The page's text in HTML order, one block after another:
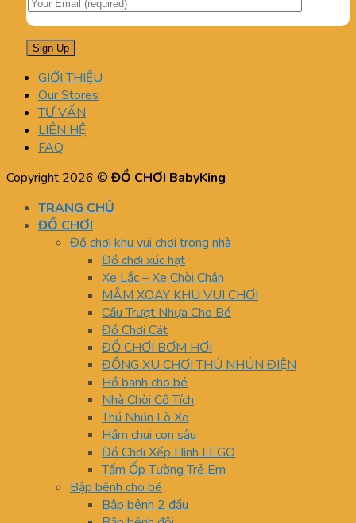
GIỚI THIỆU
Our Stores
TƯ VẤN
LIÊN HỆ
FAQ
Copyright 2026 ©ĐỒ CHƠI BabyKing
TRANG CHỦ
ĐỒ CHƠI
Đồ chơi khu vui chơi trong nhà
Đồ chơi xúc hạt
Xe Lắc – Xe Chòi Chân
MÂM XOAY KHU VUI CHƠI
Cầu Trượt Nhựa Cho Bé
Đồ Chơi Cát
ĐỒ CHƠI BƠM HƠI
ĐỒNG XU CHƠI THÚ NHÚN ĐIỆN
Hồ banh cho bé
Nhà Chòi Cổ Tích
Thú Nhún Lò Xo
Hầm chui con sâu
Đồ Chơi Xếp Hình LEGO
Tấm Ốp Tường Trẻ Em
Bập bênh cho bé
Bập bênh 2 đầu